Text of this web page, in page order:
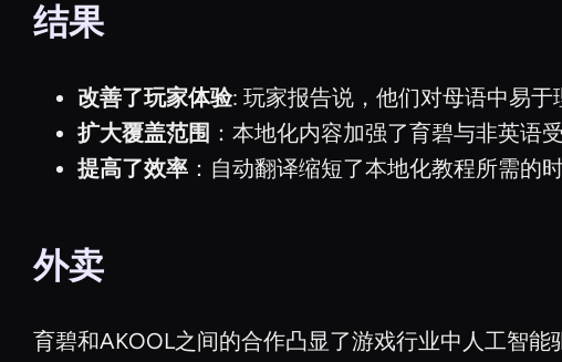
结果
改善了玩家体验: 玩家报告说，他们对母语中易于
扩大覆盖范围 ：本地化内容加强了育碧与非英语
提高了效率 ：自动翻译缩短了本地化教程所需的
外卖
育碧和AKOOL之间的合作凸显了游戏行业中人工智